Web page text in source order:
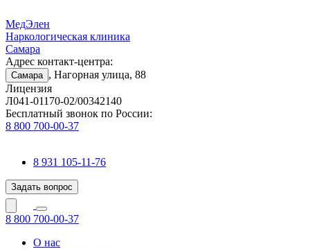
МедЭлен
Наркологическая клиника
Самара
Адрес контакт-центра:
Самара , Нагорная улица, 88
Лицензия
Л041-01170-02/00342140
Бесплатный звонок по России:
8 800 700-00-37
8 931 105-11-76
Задать вопрос
8 800 700-00-37
О нас